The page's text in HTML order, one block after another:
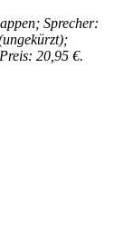
Sprecher:
20,95 €.